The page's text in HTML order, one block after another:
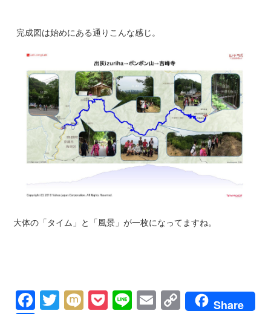
完成図は始めにある通りこんな感じ。
大体の「タイム」と「風景」が一枚になってますね。
Facebook
Twitter
MixiPocket
LineEmailCopyShare